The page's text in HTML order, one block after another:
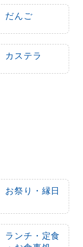
だんご
カステラ
お祭り・縁日
ランチ・定食